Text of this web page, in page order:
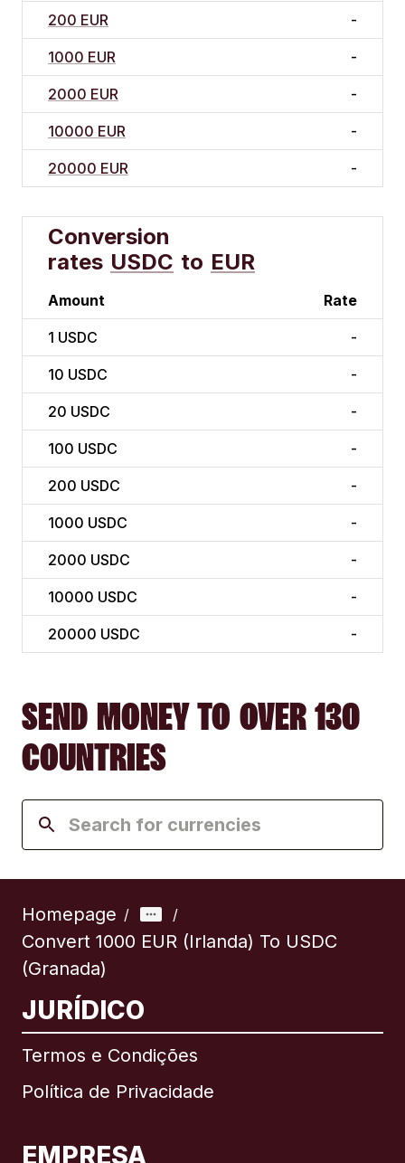
200 EUR -
1000 EUR -
2000 EUR -
10000 EUR -
20000 EUR -
Conversion
rates USDC to EUR
Amount Rate
1 USDC -
10 USDC -
20 USDC -
100 USDC -
200 USDC -
1000 USDC -
2000 USDC -
10000 USDC -
20000 USDC -
SEND MONEY TO OVER 130
COUNTRIES
Homepage / /
Convert 1000 EUR (Irlanda) To USDC
(Granada)
JURÍDICO
Termos e Condições
Política de Privacidade
EMPRESA